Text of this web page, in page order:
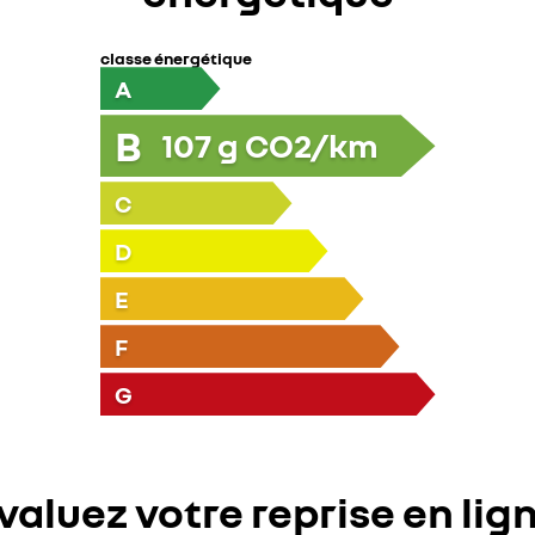
classe énergétique
A
B 107g CO2/km
C
D
E
F
G
votre reprise en